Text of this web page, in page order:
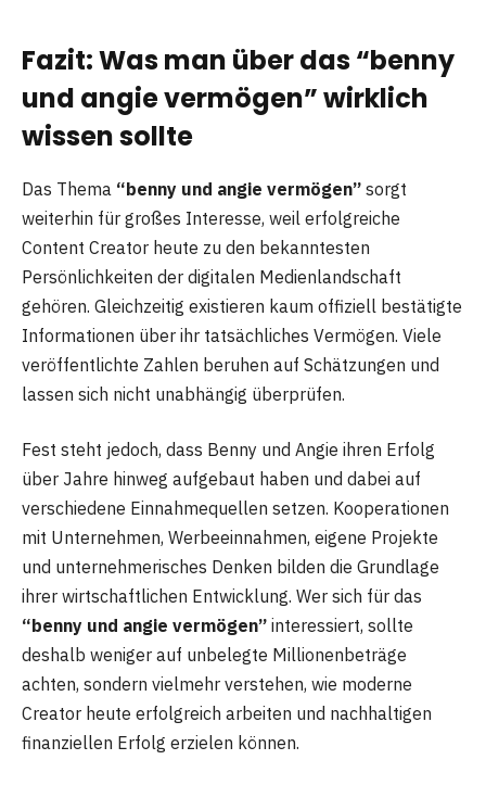
Fazit: Was man über das “benny
und angie vermögen”wirklich
wissen sollte
Das Thema “benny und angie vermögen” sorgt
weiterhin für großes Interesse, weil erfolgreiche
Content Creator heute zu den bekanntesten
Persönlichkeiten der digitalen Medienlandschaft
gehören. Gleichzeitig existieren kaum offiziell bestätigte
Informationen über ihr tatsächliches Vermögen. Viele
veröffentlichte Zahlen beruhen auf Schätzungen und
lassen sich nicht unabhängig überprüfen.
Fest steht jedoch, dass Benny und Angie ihren Erfolg
über Jahre hinweg aufgebaut haben und dabei auf
verschiedene Einnahmequellen setzen. Kooperationen
mit Unternehmen, Werbeeinnahmen, eigene Projekte
und unternehmerisches Denken bilden die Grundlage
ihrer wirtschaftlichen Entwicklung. Wer sich für das
“benny und angie vermögen” interessiert, sollte
deshalb weniger auf unbelegte Millionenbeträge
achten, sondern vielmehr verstehen, wie moderne
Creator heute erfolgreich arbeiten und nachhaltigen
finanziellen Erfolg erzielen können.